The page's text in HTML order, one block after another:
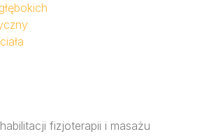
fizjoterapii i masażu